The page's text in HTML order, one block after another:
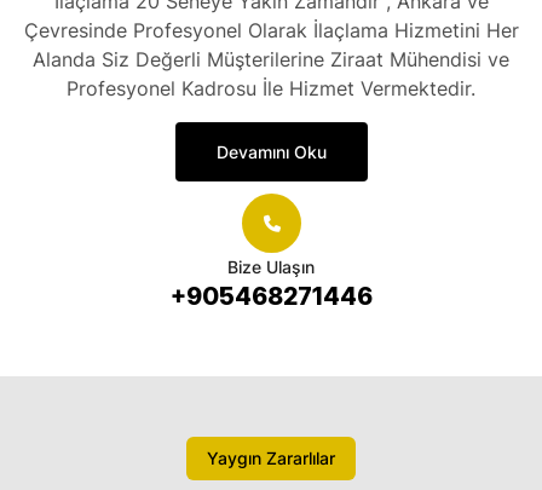
Çevresinde Profesyonel Olarak İlaçlama Hizmetini Her
Alanda Siz Değerli Müşterilerine Ziraat Mühendisi ve
Profesyonel Kadrosu İle Hizmet Vermektedir.
Devamını Oku
Bize Ulaşın
+905468271446
Yaygın Zararlılar